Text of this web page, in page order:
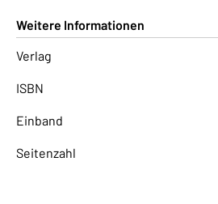
Weitere Informationen
Verlag
ISBN
Einband
Seitenzahl